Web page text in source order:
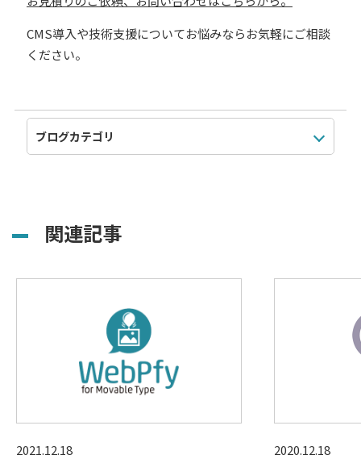
CMS導入や技術支援についてお悩みならお気軽にご相談
ください。
関連記事
2021.12.18 2020.12.18